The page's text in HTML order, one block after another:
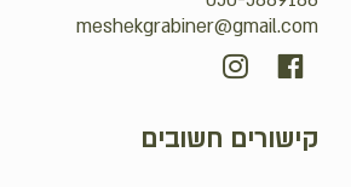
קישורים חשובים
meshekgrabiner@gmail.com